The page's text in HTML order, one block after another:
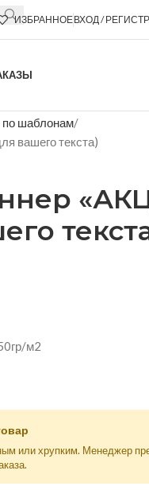
ИЗБРАННОЕВХОД /
шаблонам
вашего текста)
м2
или хрупким. Менеджер